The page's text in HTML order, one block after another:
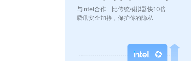
与intel合作，比传统模拟器快10倍
腾讯安全加持，保护你的隐私